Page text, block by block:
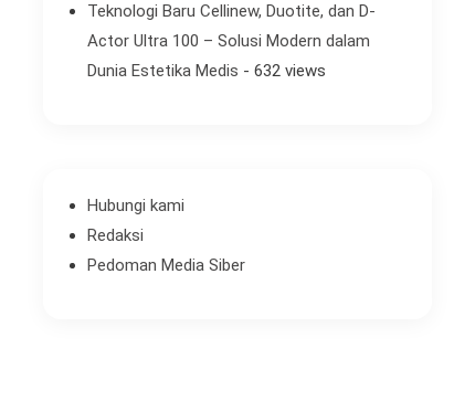
Teknologi Baru Cellinew, Duotite, dan D-
Actor Ultra 100 – Solusi Modern dalam
Dunia Estetika Medis - 632 views
Hubungi kami
Redaksi
Pedoman Media Siber